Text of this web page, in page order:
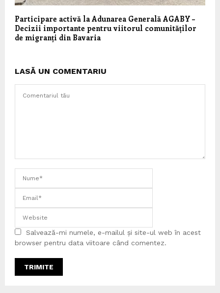
Participare activă la Adunarea Generală AGABY –
Decizii importante pentru viitorul comunităților
de migranți din Bavaria
LASĂ UN COMENTARIU
Salvează-mi numele, e-mailul și site-ul web în acest
browser pentru data viitoare când comentez.